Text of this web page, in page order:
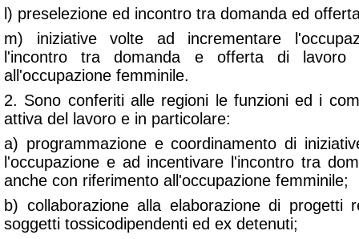
l) preselezione ed incontro tra domanda ed
m) iniziative volte ad incrementare
l'incontro tra domanda e offerta di lavoro
all'occupazione femminile.
2. Sono conferiti alle regioni le funzioni ed i
attiva del lavoro e in particolare:
a) programmazione e coordinamento di
l'occupazione e ad incentivare l'incontro tra
anche con riferimento all'occupazione femminile;
b) collaborazione alla elaborazione di progetti
soggetti tossicodipendenti ed ex detenuti;